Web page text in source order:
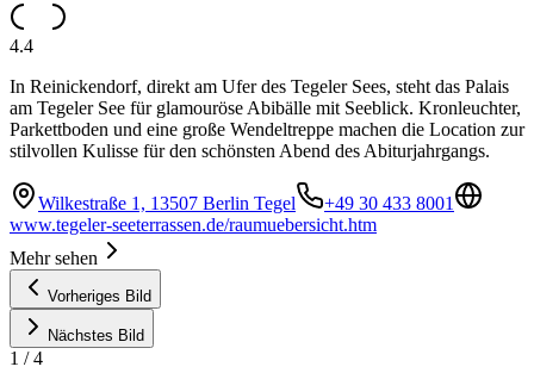
4.4
In Reinickendorf, direkt am Ufer des Tegeler Sees, steht das Palais
am Tegeler See für glamouröse Abibälle mit Seeblick. Kronleuchter,
Parkettboden und eine große Wendeltreppe machen die Location zur
stilvollen Kulisse für den schönsten Abend des Abiturjahrgangs.
Wilkestraße 1, 13507 Berlin Tegel
+49 30 433 8001
www.tegeler-seeterrassen.de/raumuebersicht.htm
Mehr sehen
Vorheriges Bild
Nächstes Bild
1 /4